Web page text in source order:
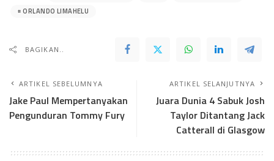
ORLANDO LIMAHELU
BAGIKAN..
ARTIKEL SEBELUMNYA
Jake Paul Mempertanyakan
Pengunduran Tommy Fury
ARTIKEL SELANJUTNYA
Juara Dunia 4 Sabuk Josh
Taylor Ditantang Jack
Catterall di Glasgow